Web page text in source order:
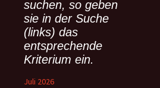
a
c
h
:
suchen, so geben
sie in der Suche
(links) das
entsprechende
Kriterium ein.
Juli 2026